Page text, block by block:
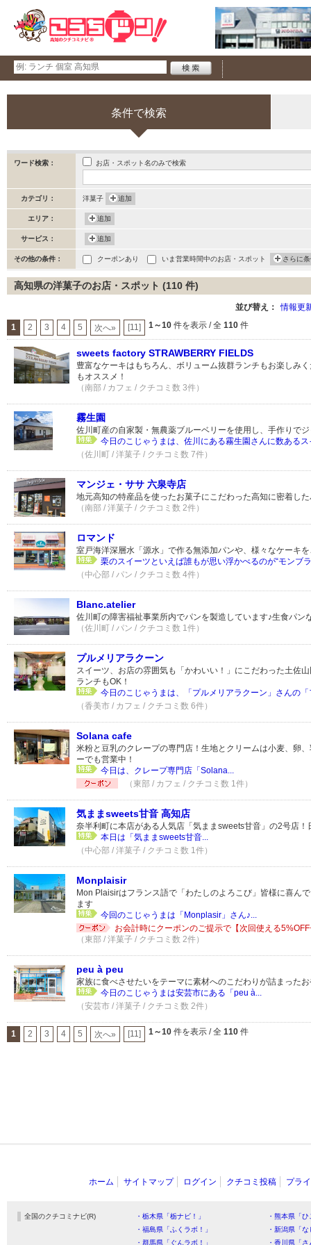
条件で検索
ワード検索： お店・スポット名のみで検索
カテゴリ： 洋菓子 追加
エリア： 追加
サービス： 追加
その他の条件： クーポンあり いま営業時間中のお店・スポット さらに
高知県の洋菓子のお店・スポット (110 件)
並び替え： 情報更
1 2 3 4 5 次へ» [11] 1～10 件を表示 / 全 110 件
sweets factory STRAWBERRY FIELDS
豊富なケーキはもちろん、ボリューム抜群ランチもお楽しみ
もオススメ！
（南部 / カフェ / クチコミ数 3件）
霧生園
佐川町産の自家製・無農薬ブルーベリーを使用し、手作りで
今日のこじゃうまは、佐川にある霧生園さんに数ある
（佐川町 / 洋菓子 / クチコミ数 7件）
マンジェ・ササ 六泉寺店
地元高知の特産品を使ったお菓子にこだわった高知に密着し
（南部 / 洋菓子 / クチコミ数 2件）
ロマンド
室戸海洋深層水「源水」で作る無添加パンや、様々なケーキ
栗のスイーツといえば誰もが思い浮かべるのが“モンブ
（中心部 / パン / クチコミ数 4件）
Blanc.atelier
佐川町の障害福祉事業所内でパンを製造しています♪生食パン
（佐川町 / パン / クチコミ数 1件）
プルメリアラクーン
スイーツ、お店の雰囲気も「かわいい！」にこだわった土佐
ランチもOK！
今日のこじゃうまは、「プルメリアラクーン」さんの
（香美市 / カフェ / クチコミ数 6件）
Solana cafe
米粉と豆乳のクレープの専門店！生地とクリームは小麦、卵
ーでも営業中！
今日は、クレープ専門店「Solana...
（東部 / カフェ / クチコミ数 1件）
気ままsweets甘音 高知店
奈半利町に本店がある人気店「気ままsweets甘音」の2号店
本日は「気ままsweets甘音...
（中心部 / 洋菓子 / クチコミ数 1件）
Monplaisir
Mon Plaisirはフランス語で「わたしのよろこび」皆様に喜ん
ます
今回のこじゃうまは「Monplasir」さん♪...
お会計時にクーポンのご提示で【次回使える
（東部 / 洋菓子 / クチコミ数 2件）
peu à peu
家族に食べさせたいをテーマに素材へのこだわりが詰まった
今日のこじゃうまは安芸市にある「peu à...
（安芸市 / 洋菓子 / クチコミ数 2件）
1 2 3 4 5 次へ» [11] 1～10 件を表示 / 全 110 件
ホーム サイトマップ ログイン クチコミ投稿 プラ
全国のクチコミナビ(R) ・栃木県「栃ナビ！」
・熊本県「
・福島県「ふくラボ！」
・新潟県「
・群馬県「ぐんラボ！」
・香川県「